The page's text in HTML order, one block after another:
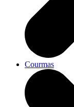
Courmas